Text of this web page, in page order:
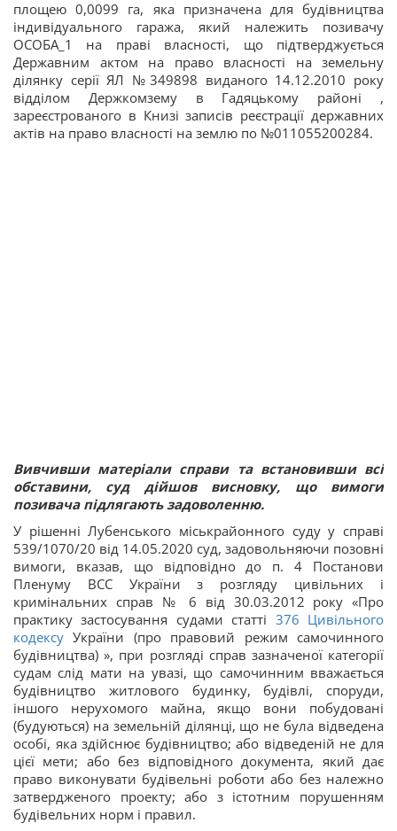
площею 0,0099 га, яка призначена для будівництва
індивідуального гаража, який належить позивачу
ОСОБА_1 на праві власності, що підтверджується
Державним актом на право власності на земельну
ділянку серії ЯЛ №349898 виданого 14.12.2010 року
відділом Держкомзему в Гадяцькому районі ,
зареєстрованого в Книзі записів реєстрації державних
актів на право власності на землю по №011055200284.
Вивчивши матеріали справи та встановивши всі
обставини, суд дійшов висновку, що вимоги
позивача підлягають задоволенню.
У рішенні Лубенського міськрайонного суду у справі
539/1070/20 від 14.05.2020 суд, задовольняючи позовні
вимоги, вказав, що відповідно до п. 4 Постанови
Пленуму ВСС України з розгляду цивільних і
кримінальних справ № 6 від 30.03.2012 року «Про
практику застосування судами статті 376 Цивільного
кодексу України (про правовий режим самочинного
будівництва) », при розгляді справ зазначеної категорії
судам слід мати на увазі, що самочинним вважається
будівництво житлового будинку, будівлі, споруди,
іншого нерухомого майна, якщо вони побудовані
(будуються) на земельній ділянці, що не була відведена
особі, яка здійснює будівництво; або відведеній не для
цієї мети; або без відповідного документа, який дає
право виконувати будівельні роботи або без належно
затвердженого проекту; або з істотним порушенням
будівельних норм і правил.